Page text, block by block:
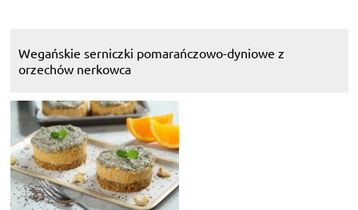
Wegańskie serniczki pomarańczowo-dyniowe z
orzechów nerkowca